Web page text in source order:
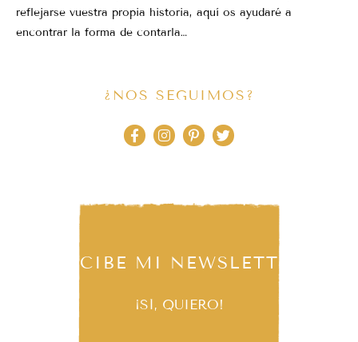
reflejarse vuestra propia historia, aquí os ayudaré a
encontrar la forma de contarla…
¿NOS SEGUIMOS?
RECIBE MI NEWSLETTER
¡SÍ, QUIERO!